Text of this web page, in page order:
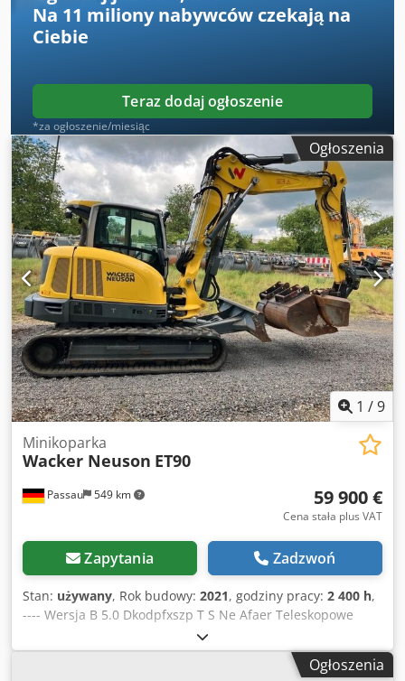
Na 11 miliony nabywców czekają na
Ciebie
Teraz dodaj ogłoszenie
*za ogłoszenie/miesiąc
Ogłoszenia
1 /9
Passau 549 km
Minikoparka
Wacker Neuson ET90
59 900 €
Cena stała plus VAT
Zapytania Zadzwoń
Stan: używany, Rok budowy: 2021, godziny pracy: 2 400 h,
---- Wersja B 5.0 Dkodpfxszp T S Ne Afaer Teleskopowe
ramię wysięgnika Automatyczna klimatyzacja Gumowe
gąsienice Lemiesz do wyrównywania terenu Pompa do
tankowania paliwa Trzeci obwód hydrauliczny W zestawie:
Ogłoszenia